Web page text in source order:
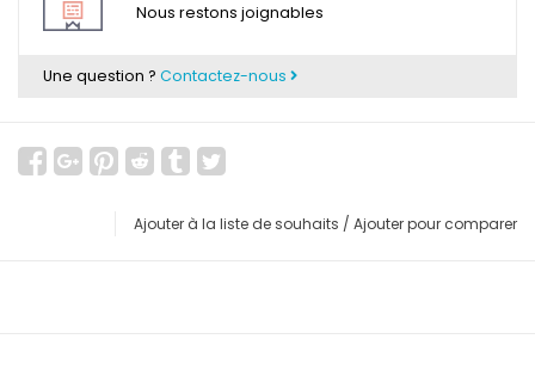
Nous restons joignables
Une question ? Contactez-nous
Ajouter à la liste de souhaits / Ajouter pour comparer